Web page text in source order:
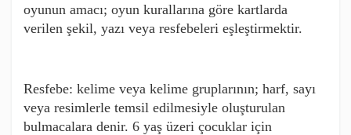
oyunun amacı; oyun kurallarına göre kartlarda
verilen şekil, yazı veya resfebeleri eşleştirmektir.
Resfebe: kelime veya kelime gruplarının; harf, sayı
veya resimlerle temsil edilmesiyle oluşturulan
bulmacalara denir. 6 yaş üzeri çocuklar için